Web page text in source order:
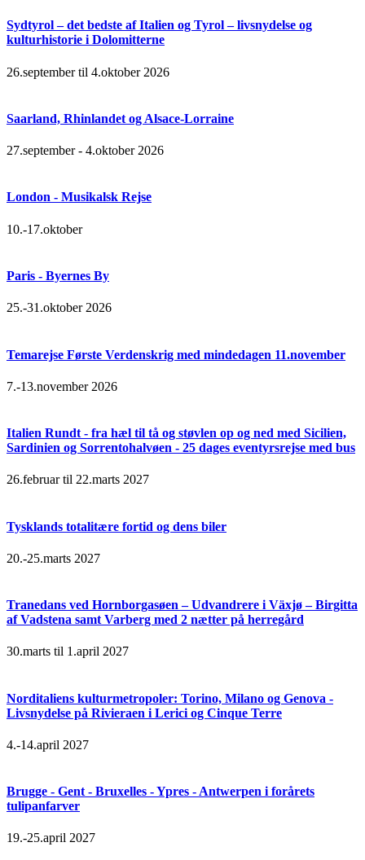
Sydtyrol – det bedste af Italien og Tyrol – livsnydelse og
kulturhistorie i Dolomitterne
26.september til 4.oktober 2026
Saarland, Rhinlandet og Alsace-Lorraine
27.september - 4.oktober 2026
London - Musikalsk Rejse
10.-17.oktober
Paris - Byernes By
25.-31.oktober 2026
Temarejse Første Verdenskrig med mindedagen 11.november
7.-13.november 2026
Italien Rundt - fra hæl til tå og støvlen op og ned med Sicilien,
Sardinien og Sorrentohalvøen - 25 dages eventyrsrejse med bus
26.februar til 22.marts 2027
Tysklands totalitære fortid og dens biler
20.-25.marts 2027
Tranedans ved Hornborgasøen – Udvandrere i Växjø – Birgitta
af Vadstena samt Varberg med 2 nætter på herregård
30.marts til 1.april 2027
Norditaliens kulturmetropoler: Torino, Milano og Genova -
Livsnydelse på Rivieraen i Lerici og Cinque Terre
4.-14.april 2027
Brugge - Gent - Bruxelles - Ypres - Antwerpen i forårets
tulipanfarver
19.-25.april 2027